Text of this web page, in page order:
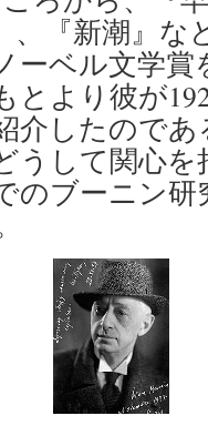
、『新潮』な
ーベル文学
とより彼が
介したので
うして関心
のブーニン